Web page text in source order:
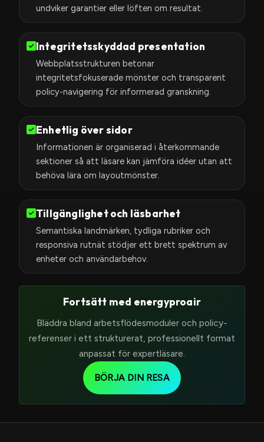
undviker garantier eller löften om resultat.
Integritetsskyddad presentation
Webbplatsstrukturen betonar
integritetsfokuserade mönster och transparent
policy-navigering för informerad granskning.
Enhetlig över sidor
Informationen är organiserad i återkommande
sektioner så att läsare kan jämföra idéer utan att
behöva lära om layoutmönster.
Tillgänglighet och läsbarhet
Semantiska landmärken, tydliga rubriker och
responsiva rutnät stödjer ett brett spektrum av
enheter och användarbehov.
Fortsätt med energyproair
Bläddra bland arbetsflödesmoduler och policy-
referenser i ett strukturerat, professionellt format
anpassat för expertläsare.
BÖRJA DIN RESA